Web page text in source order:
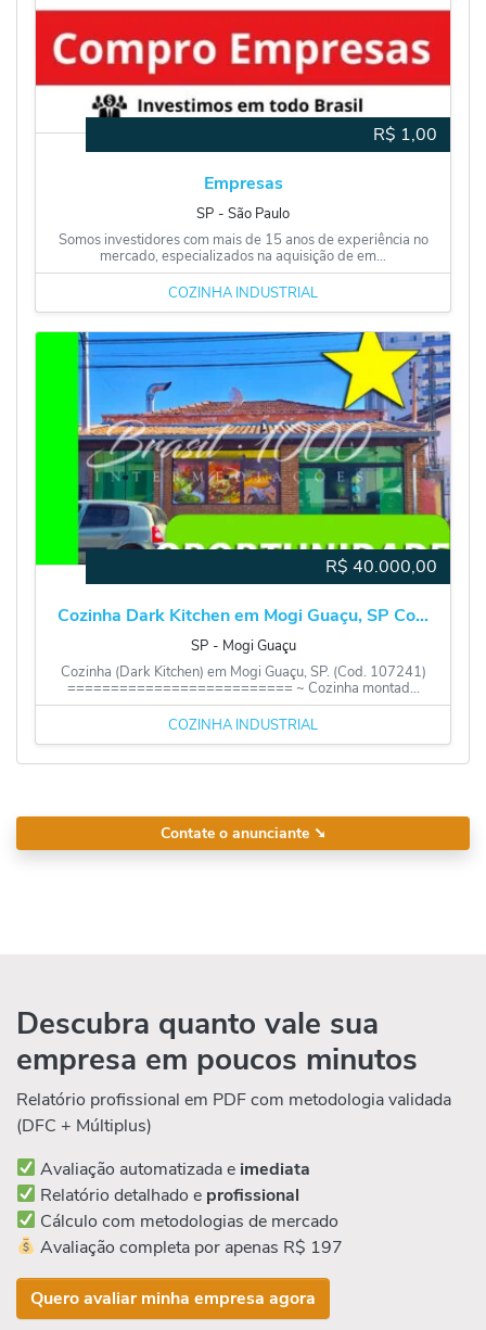
R$ 1,00
Empresas
SP ‐ São Paulo
Somos investidores com mais de 15 anos de experiência no
mercado, especializados na aquisição de em...
COZINHA INDUSTRIAL
R$ 40.000,00
Cozinha Dark Kitchen em Mogi Guaçu, SP Co...
SP ‐ Mogi Guaçu
Cozinha (Dark Kitchen) em Mogi Guaçu, SP. (Cod. 107241)
========================== ~ Cozinha montad...
COZINHA INDUSTRIAL
Contate o anunciante ➘
Descubra quanto vale sua
empresa em poucos minutos
Relatório profissional em PDF com metodologia validada
(DFC + Múltiplus)
Avaliação automatizada e imediata
Relatório detalhado e profissional
Cálculo com metodologias de mercado
Avaliação completa por apenas R$ 197
Quero avaliar minha empresa agora